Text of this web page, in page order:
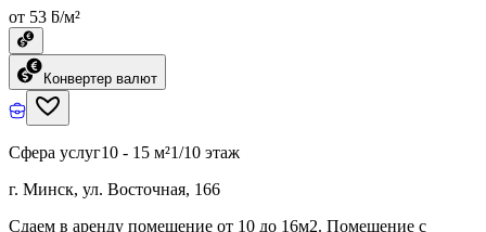
от 53 ƃ/м²
Конвертер валют
Сфера услуг10 - 15 м²1/10 этаж
г. Минск, ул. Восточная, 166
Сдаем в аренду помещение от 10 до 16м2. Помещение с